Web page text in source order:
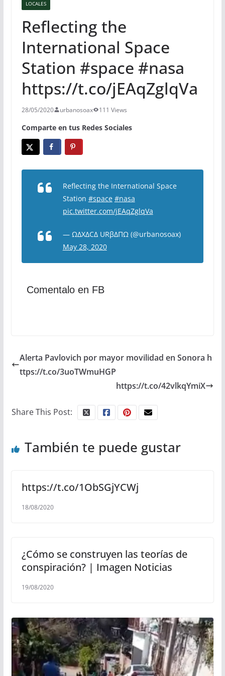
LOCALES
Reflecting the
International Space
Station #space #nasa
https://t.co/jEAqZglqVa
28/05/2020 urbanosoax 111 Views
Comparte en tus Redes Sociales
Reflecting the International Space
Station #space #nasa
pic.twitter.com/jEAqZglqVa
— ΩΔXΔCΔ URβΔΠΩ (@urbanosoax)
May 28, 2020
Comentalo en FB
Alerta Pavlovich por mayor movilidad en Sonora h
ttps://t.co/3uoTWmuHGP
https://t.co/42vlkqYmiX
Share This Post:
También te puede gustar
https://t.co/1ObSGjYCWj
18/08/2020
¿Cómo se construyen las teorías de
conspiración? | Imagen Noticias
19/08/2020